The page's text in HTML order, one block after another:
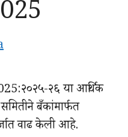
२६ या आर्थिक
बँकांमार्फत
वाढ केली आहे.